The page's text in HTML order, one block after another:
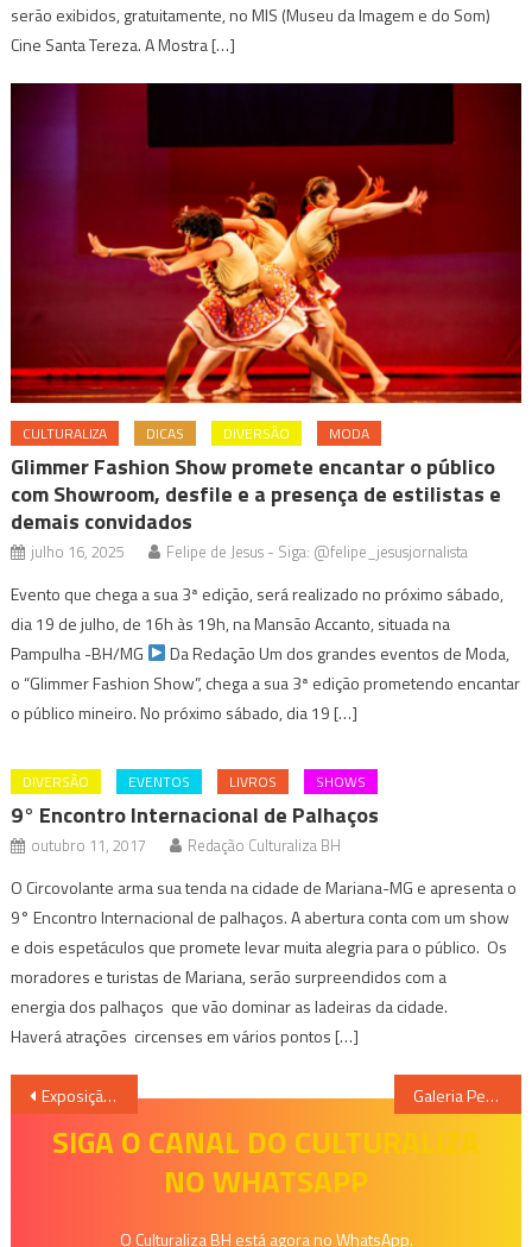
serão exibidos, gratuitamente, no MIS (Museu da Imagem e do Som)
Cine Santa Tereza. A Mostra […]
CULTURALIZA DICAS DIVERSÃO MODA
Glimmer Fashion Show promete encantar o público
com Showroom, desfile e a presença de estilistas e
demais convidados
julho 16, 2025 Felipe de Jesus - Siga: @felipe_jesusjornalista
Evento que chega a sua 3ª edição, será realizado no próximo sábado,
dia 19 de julho, de 16h às 19h, na Mansão Accanto, situada na
Pampulha -BH/MG
Da Redação Um dos grandes eventos de Moda,
o “Glimmer Fashion Show”, chega a sua 3ª edição prometendo encantar
o público mineiro. No próximo sábado, dia 19 […]
DIVERSÃO EVENTOS LIVROS SHOWS
9° Encontro Internacional de Palhaços
outubro 11, 2017 Redação Culturaliza BH
O Circovolante arma sua tenda na cidade de Mariana-MG e apresenta o
9° Encontro Internacional de palhaços. A abertura conta com um show
e dois espetáculos que promete levar muita alegria para o público. Os
moradores e turistas de Mariana, serão surpreendidos com a
energia dos palhaços que vão dominar as ladeiras da cidade.
Haverá atrações circenses em vários pontos […]
Navegação
Exposição “Abstratos Fly e Abstratos Santos”, no Othon Palace Galeria Periscópio apresenta Janelas Indiscretas, de Guto Lacaz
SIGA O CANAL DO CULTURALIZA
NO WHATSAPP
O Culturaliza BH está agora no WhatsApp.